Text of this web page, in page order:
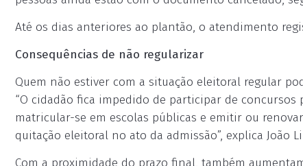
Até os dias anteriores ao plantão, o atendimento
Consequências de não regularizar
Quem não estiver com a situação eleitoral regular
“O cidadão fica impedido de participar de
matricular-se em escolas públicas e emitir ou
quitação eleitoral no ato da admissão”, explica João
Com a proximidade do prazo final, também